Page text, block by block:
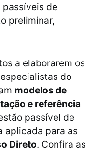
passíveis de
preliminar,
a elaborarem os
do
modelos de
e referência
passível de
aplicada para as
Direto. Confira as